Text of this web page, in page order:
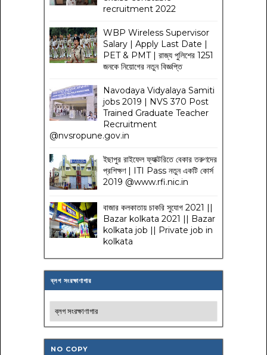
recruitment 2022
WBP Wireless Supervisor
Salary | Apply Last Date |
PET & PMT | রাজ্য পুলিশের 1251
জনকে নিয়োগের নতুন বিজ্ঞপ্তি
Navodaya Vidyalaya Samiti
jobs 2019 | NVS 370 Post
Trained Graduate Teacher
Recruitment
@nvsropune.gov.in
ইছাপুর রাইফেল ফ্যাক্টরিতে বেকার তরুণদের
প্রশিক্ষণ | ITI Pass নতুন একটি কোর্স
2019 @www.rfi.nic.in
বাজার কলকাতায় চাকরি সুযোগ 2021 ||
Bazar kolkata 2021 || Bazar
kolkata job || Private job in
kolkata
ব্লগ সংরক্ষাণাগার
NO COPY